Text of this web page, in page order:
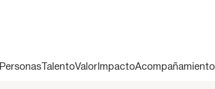
PersonasTalentoValorImpactoAcompañamiento